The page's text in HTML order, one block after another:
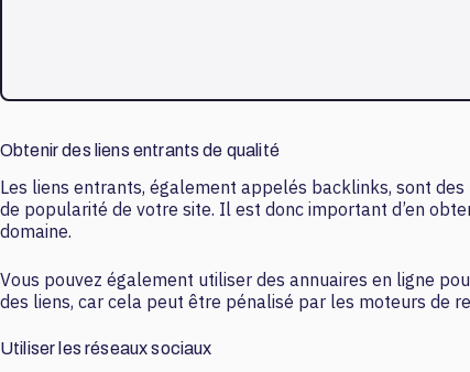
Obtenir des liens entrants de qualité
Les liens entrants, également appelés backlinks, sont
de popularité de votre site. Il est donc important d’en
domaine.
Vous pouvez également utiliser des annuaires en ligne
des liens, car cela peut être pénalisé par les moteurs de
Utiliser les réseaux sociaux